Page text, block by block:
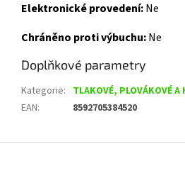
Elektronické provedení:Ne
Chráněno proti výbuchu:Ne
Doplňkové parametry
Kategorie: TLAKOVÉ, PLOVÁKOVÉ A
EAN: 8592705384520